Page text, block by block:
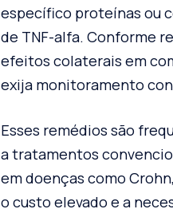
específico proteínas ou
de TNF-alfa. Conforme
efeitos colaterais em
exija monitoramento
Esses remédios são
a tratamentos
em doenças como
o custo elevado e a